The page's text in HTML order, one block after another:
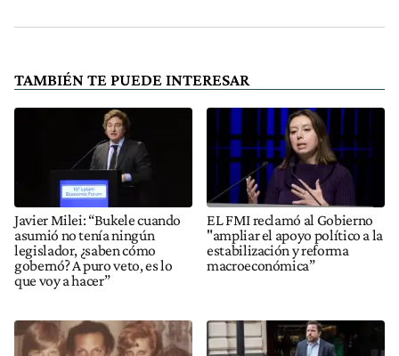
TAMBIÉN TE PUEDE INTERESAR
Javier Milei: “Bukele cuando
asumió no tenía ningún
legislador, ¿saben cómo
gobernó? A puro veto, es lo
que voy a hacer”
EL FMI reclamó al Gobierno
"ampliar el apoyo político a la
estabilización y reforma
macroeconómica”